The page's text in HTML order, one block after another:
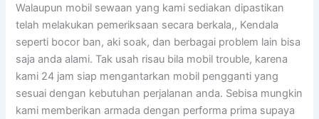
Walaupun mobil sewaan yang kami sediakan dipastikan
telah melakukan pemeriksaan secara berkala,, Kendala
seperti bocor ban, aki soak, dan berbagai problem lain bisa
saja anda alami. Tak usah risau bila mobil trouble, karena
kami 24 jam siap mengantarkan mobil pengganti yang
sesuai dengan kebutuhan perjalanan anda. Sebisa mungkin
kami memberikan armada dengan performa prima supaya